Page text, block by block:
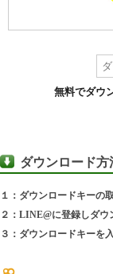
無料でダウ
ダウンロード方
１：ダウンロードキーの
２：LINE@に登録しダウ
３：ダウンロードキーを